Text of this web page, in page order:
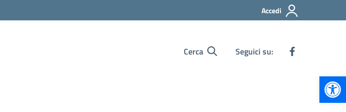
Accedi
Cerca Seguici su: